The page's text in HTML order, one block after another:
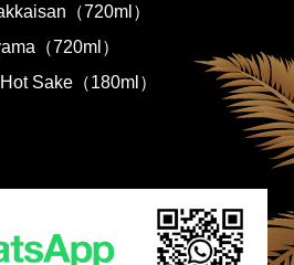
（720ml）
（720ml）
Sake（180ml）